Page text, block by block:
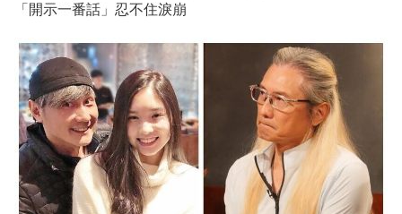
「開示一番話」忍不住淚崩